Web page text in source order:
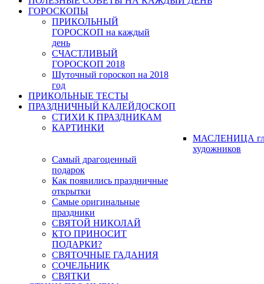
ГОРОСКОПЫ
ПРИКОЛЬНЫЙ
ГОРОСКОП на каждый
день
СЧАСТЛИВЫЙ
ГОРОСКОП 2018
Шуточный гороскоп на 2018
год
ПРИКОЛЬНЫЕ ТЕСТЫ
ПРАЗДНИЧНЫЙ КАЛЕЙДОСКОП
СТИХИ К ПРАЗДНИКАМ
КАРТИНКИ
МАСЛЕНИЦА
художников
Самый драгоценный
подарок
Как появились праздничные
открытки
Самые оригинальные
праздники
СВЯТОЙ НИКОЛАЙ
КТО ПРИНОСИТ
ПОДАРКИ?
СВЯТОЧНЫЕ ГАДАНИЯ
СОЧЕЛЬНИК
СВЯТКИ